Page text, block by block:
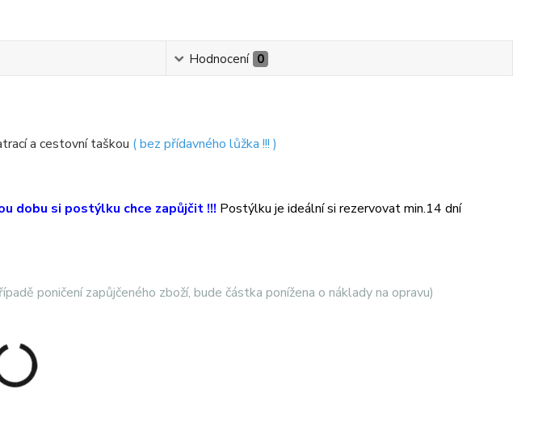
Hodnocení 0
a cestovní taškou ( bez přídavného lůžka !!! )
dobu si postýlku chce zapůjčit !!! Postýlku je ideální si rezervovat min.14 dní
poničení zapůjčeného zboží, bude částka ponížena o náklady na opravu)